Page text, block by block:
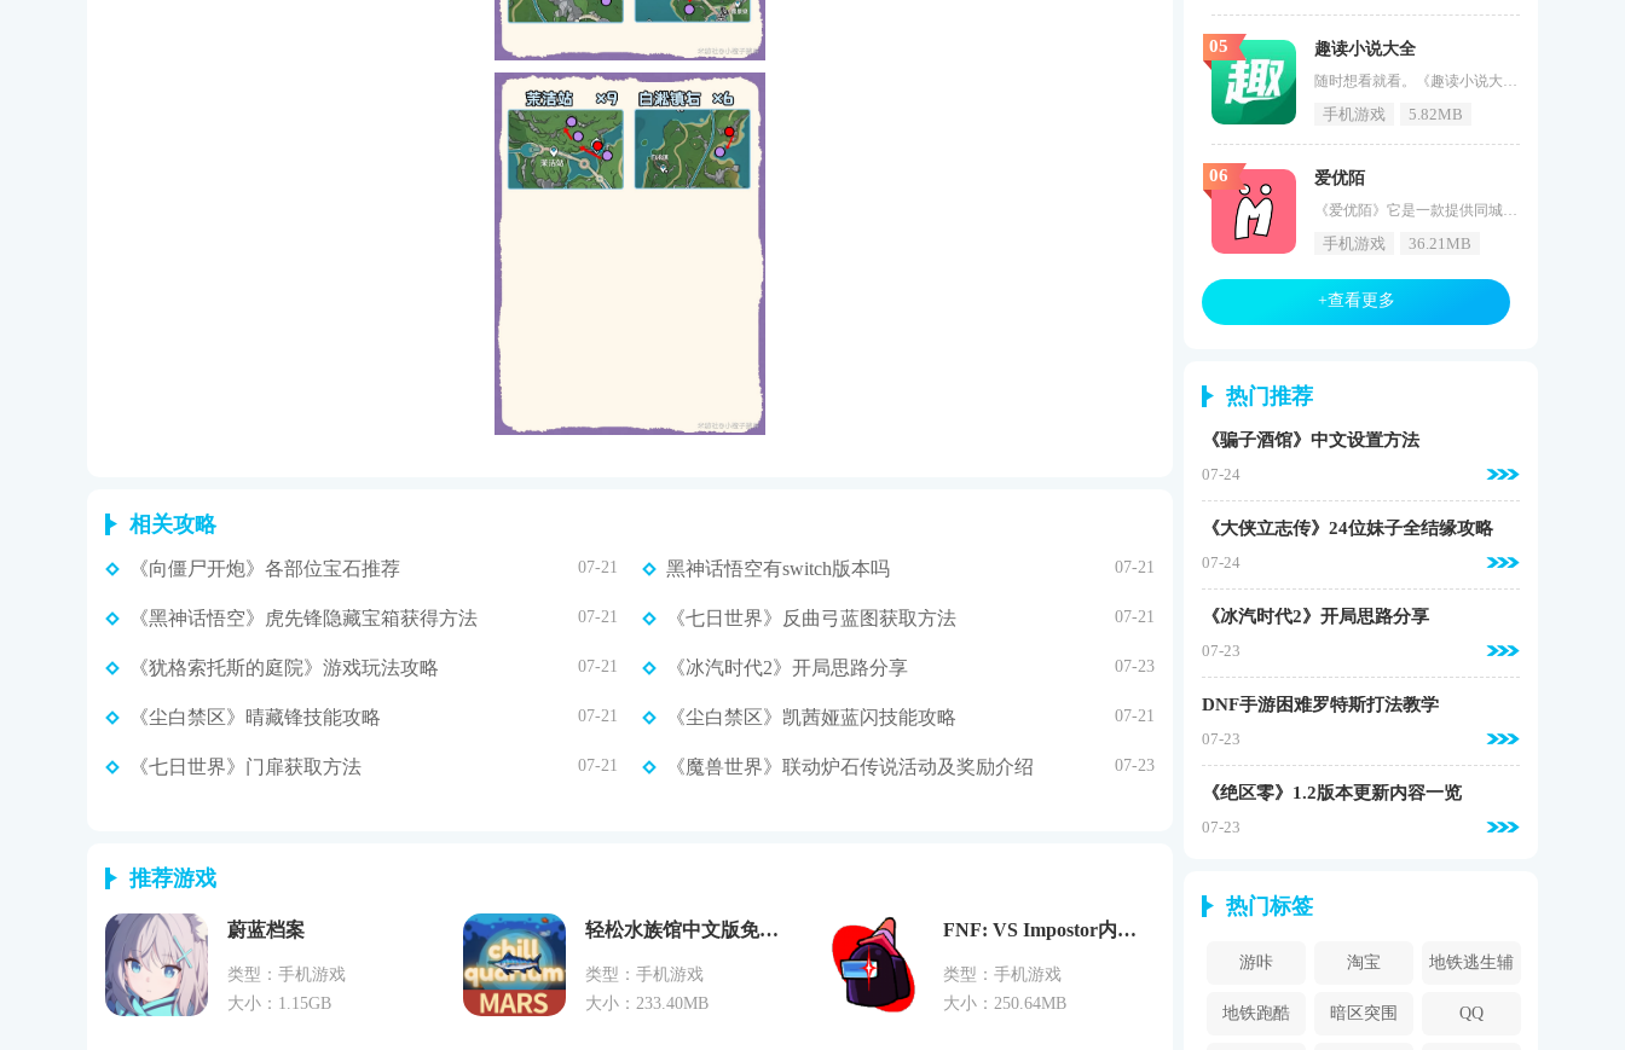
相关攻略
《向僵尸开炮》各部位宝石推荐 07-21 黑神话悟空有switch版本吗 07-21
《黑神话悟空》虎先锋隐藏宝箱获得方法 07-21 《七日世界》反曲弓蓝图获取方法 07-21
《犹格索托斯的庭院》游戏玩法攻略 07-21 《冰汽时代2》开局思路分享 07-23
《尘白禁区》晴藏锋技能攻略 07-21 《尘白禁区》凯茜娅蓝闪技能攻略 07-21
《七日世界》门扉获取方法 07-21 《魔兽世界》联动炉石传说活动及奖励介绍 07-23
推荐游戏
蔚蓝档案
类型：手机游戏
大小：1.15GB
轻松水族馆中文版免费下载
类型：手机游戏
大小：233.40MB
FNF: VS Impostor内鬼v4最新版
类型：手机游戏
大小：250.64MB
趣读小说大全
随时想看就看。《趣读小说大全》是一款使用起来相当不错的小说阅读软件，在这款软件中汇聚了全网最全面的小说资源，不管是什么类型的小说应有尽有，并且分类十分的详细，还有强大的搜索功能，只需要输入关键词就能够轻松地找到想看的书籍，随时都可以畅游在小说的海洋中。趣读小说大全软件特色1、软件中的小说随时都可以观看，各种小说非常的齐全，并且更新速度超快。2、小说阅读体验非常的流畅，支持各种不同的翻页效果，还有听书阅读可以选择。3、所有的小说资源都支持缓存阅读，让用户在没有网络的时候
手机游戏 5.82MB
05
爱优陌
《爱优陌》它是一款提供同城附近社交朋友的软件，它创建了一个非常真实的社交平台，需要实名认证，以确保您可以匹配到您的真实朋友，选择在网上分享和记录生活故事，分享自己的生活点点滴滴，可以建立各种心理速度，让自己在网上畅所欲言。爱优陌功能1、真正的社交平台需要实名认证，告诉人们相互之间的互动，他们都是真正的匹配和约会。2、分享人生故事，选择记录分享，许多美好的瞬间，记录彼此的时光。3、爱优陌软件建个心灵的树洞，讲你的故事，听别人的故事，随时上网聊天。爱优陌亮点1、每天在
手机游戏 36.21MB
06
+查看更多
热门推荐
《骗子酒馆》中文设置方法
07-24
《大侠立志传》24位妹子全结缘攻略
07-24
《冰汽时代2》开局思路分享
07-23
DNF手游困难罗特斯打法教学
07-23
《绝区零》1.2版本更新内容一览
07-23
热门标签
游咔 淘宝 地铁逃生辅
助器
地铁跑酷 暗区突围 QQ